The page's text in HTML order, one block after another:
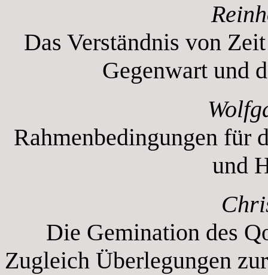
Das Verständnis von
Gegenwart und
Rahmenbedingungen für
und
Die Gemination des
Zugleich Überlegungen